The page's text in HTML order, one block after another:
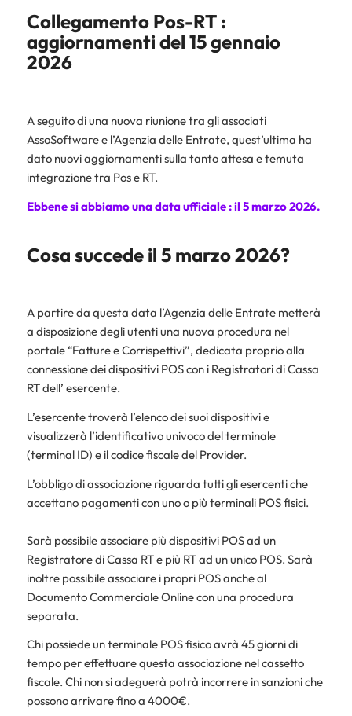
Collegamento Pos-RT :
aggiornamenti del 15 gennaio
2026
A seguito di una nuova riunione tra gli associati
AssoSoftware e l’Agenzia delle Entrate, quest’ultima ha
dato nuovi aggiornamenti sulla tanto attesa e temuta
integrazione tra Pos e RT.
Ebbene si abbiamo una data ufficiale : il 5 marzo 2026.
Cosa succede il 5 marzo 2026?
A partire da questa data l’Agenzia delle Entrate metterà
a disposizione degli utenti una nuova procedura nel
portale “Fatture e Corrispettivi”, dedicata proprio alla
connessione dei dispositivi POS con i Registratori di Cassa
RT dell’ esercente.
L’esercente troverà l’elenco dei suoi dispositivi e
visualizzerà l’identificativo univoco del terminale
(terminal ID) e il codice fiscale del Provider.
L’obbligo di associazione riguarda tutti gli esercenti che
accettano pagamenti con uno o più terminali POS fisici.
Sarà possibile associare più dispositivi POS ad un
Registratore di Cassa RT e più RT ad un unico POS. Sarà
inoltre possibile associare i propri POS anche al
Documento Commerciale Online con una procedura
separata.
Chi possiede un terminale POS fisico avrà 45 giorni di
tempo per effettuare questa associazione nel cassetto
fiscale. Chi non si adeguerà potrà incorrere in sanzioni che
possono arrivare fino a 4000€.